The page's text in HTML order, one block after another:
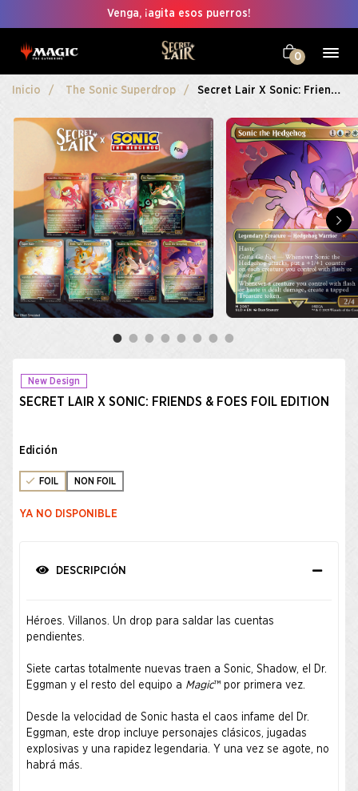
Venga, ¡agita esos puerros!
0
Inicio The Sonic Superdrop Secret Lair X Sonic: Friends & Foes Foil Edition
New Design
SECRET LAIR X SONIC: FRIENDS & FOES FOIL EDITION
Edición
FOIL NON FOIL
YA NO DISPONIBLE
DESCRIPCIÓN
Héroes. Villanos. Un drop para saldar las cuentas
pendientes.
Siete cartas totalmente nuevas traen a Sonic, Shadow, el Dr.
Eggman y el resto del equipo a Magic™ por primera vez.
Desde la velocidad de Sonic hasta el caos infame del Dr.
Eggman, este drop incluye personajes clásicos, jugadas
explosivas y una rapidez legendaria. Y una vez se agote, no
habrá más. ​